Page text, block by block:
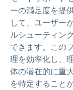
ーの満足度を提
して、ユーザー
ルシューティン
できます。 この
理を効率化し、
体の潜在的に重
を特定すること